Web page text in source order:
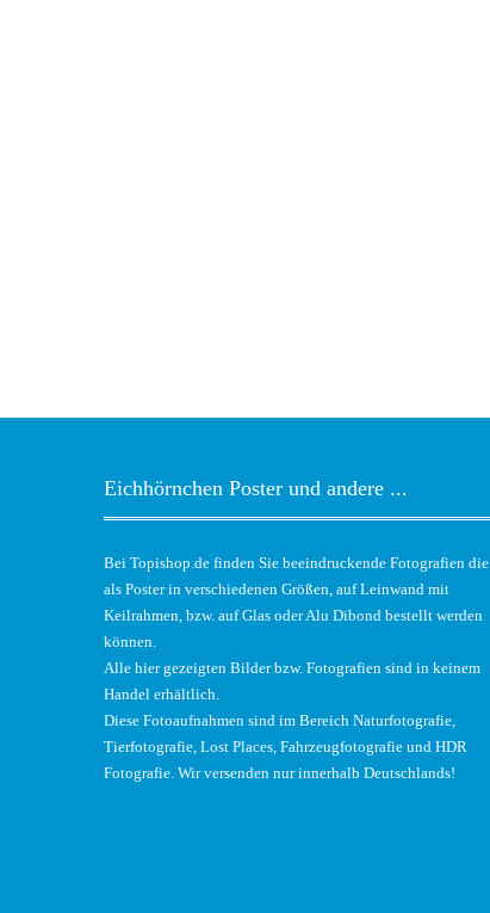
Eichhörnchen Poster und andere ...
Bei Topishop.de finden Sie beeindruckende Fotografien die
als Poster in verschiedenen Größen, auf Leinwand mit
Keilrahmen, bzw. auf Glas oder Alu Dibond bestellt werden
können.
Alle hier gezeigten Bilder bzw. Fotografien sind in keinem
Handel erhältlich.
Diese Fotoaufnahmen sind im Bereich Naturfotografie,
Tierfotografie, Lost Places, Fahrzeugfotografie und HDR
Fotografie. Wir versenden nur innerhalb Deutschlands!